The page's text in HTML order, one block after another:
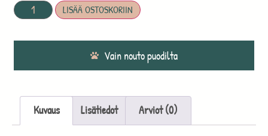
LISÄÄ OSTOSKORIIN
Vain nouto puodilta
Kuvaus Lisätiedot Arviot (0)